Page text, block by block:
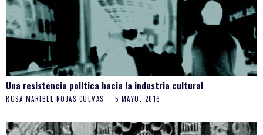
Una resistencia política hacia la industria cultural
ROSA MARIBEL ROJAS CUEVAS 5 MAYO, 2016